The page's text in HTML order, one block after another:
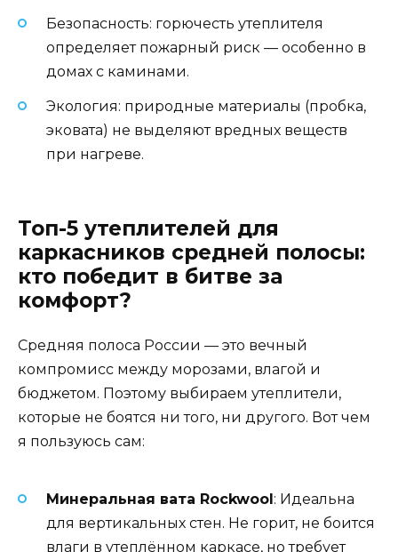
Безопасность: горючесть утеплителя
определяет пожарный риск — особенно в
домах с каминами.
Экология: природные материалы (пробка,
эковата) не выделяют вредных веществ
при нагреве.
Топ-5 утеплителей для
каркасников средней полосы:
кто победит в битве за
комфорт?
Средняя полоса России — это вечный
компромисс между морозами, влагой и
бюджетом. Поэтому выбираем утеплители,
которые не боятся ни того, ни другого. Вот чем
я пользуюсь сам:
Минеральная вата Rockwool : Идеальна
для вертикальных стен. Не горит, не боится
влаги в утеплённом каркасе, но требует